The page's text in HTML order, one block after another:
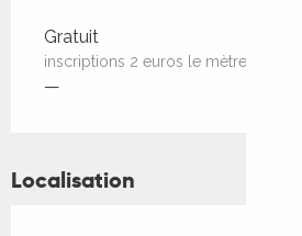
Tarifs 2026
Gratuit
inscriptions 2 euros le mètre
—
Localisation